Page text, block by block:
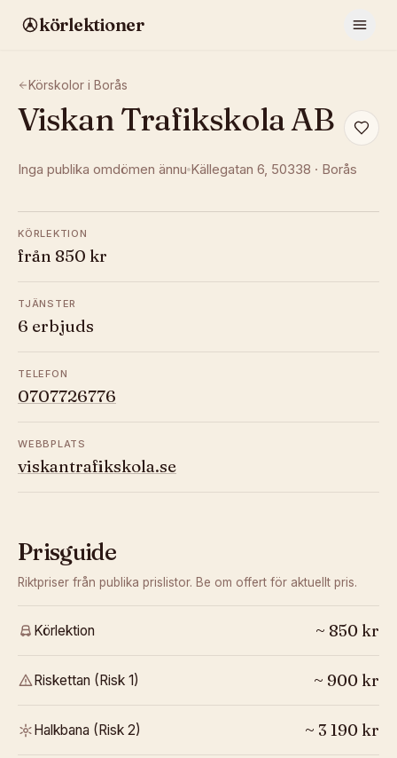
körlektioner
Körskolor i Borås
Viskan Trafikskola AB
Inga publika omdömen ännu Källegatan 6, 50338 · Borås
KÖRLEKTION
från 850 kr
TJÄNSTER
6 erbjuds
TELEFON
0707726776
WEBBPLATS
viskantrafikskola.se
Prisguide
Riktpriser från publika prislistor. Be om offert för aktuellt pris.
Körlektion ~ 850 kr
Riskettan (Risk 1) ~ 900 kr
Halkbana (Risk 2) ~ 3 190 kr